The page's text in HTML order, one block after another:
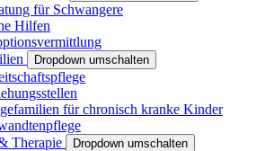
für Schwangere
Hilfen
Dropdown umschalten
für chronisch kranke Kinder
Therapie
Dropdown umschalten